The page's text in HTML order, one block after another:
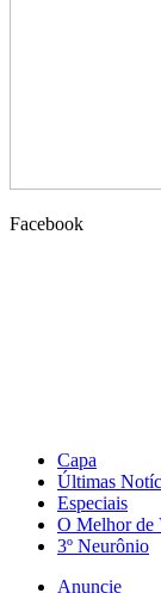
Facebook
Capa
Últimas
Especiais
O Melhor de
3º Neurônio
Anuncie